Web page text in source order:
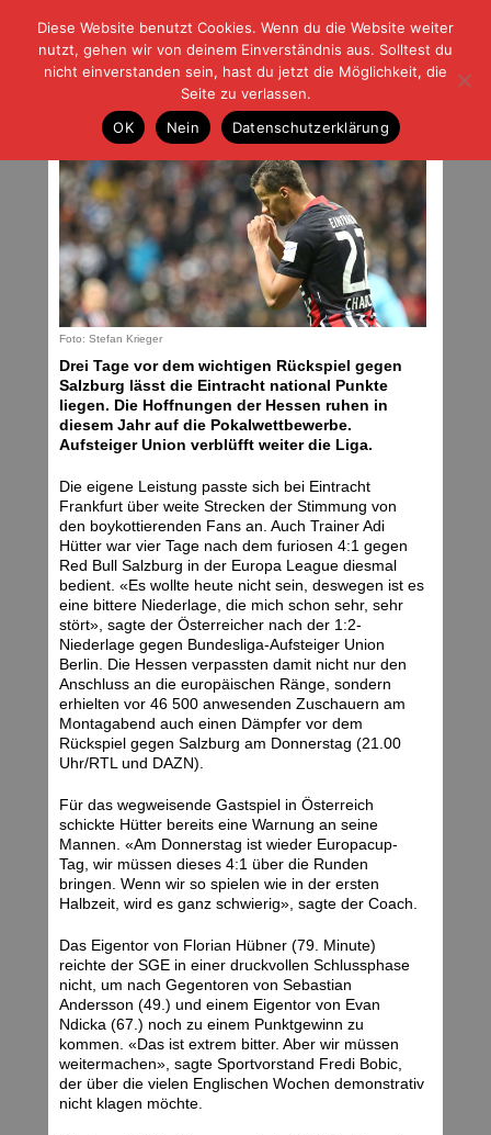
| | |BLOG-GFußball und der Rest
HOME|REGELN|IMPRESSUM |DATENSCHUTZ
Eintracht-Frust vor Salzburg
Dienstag, 25.02.20 | 09:04 Uhr
Foto: Stefan Krieger
Drei Tage vor dem wichtigen Rückspiel gegen
Salzburg lässt die Eintracht national Punkte
liegen. Die Hoffnungen der Hessen ruhen in
diesem Jahr auf die Pokalwettbewerbe.
Aufsteiger Union verblüfft weiter die Liga.
Die eigene Leistung passte sich bei Eintracht
Frankfurt über weite Strecken der Stimmung von
den boykottierenden Fans an. Auch Trainer Adi
Hütter war vier Tage nach dem furiosen 4:1 gegen
Red Bull Salzburg in der Europa League diesmal
bedient. «Es wollte heute nicht sein, deswegen ist es
eine bittere Niederlage, die mich schon sehr, sehr
stört», sagte der Österreicher nach der 1:2-
Niederlage gegen Bundesliga-Aufsteiger Union
Berlin. Die Hessen verpassten damit nicht nur den
Anschluss an die europäischen Ränge, sondern
erhielten vor 46 500 anwesenden Zuschauern am
Montagabend auch einen Dämpfer vor dem
Rückspiel gegen Salzburg am Donnerstag (21.00
Uhr/RTL und DAZN).
Für das wegweisende Gastspiel in Österreich
schickte Hütter bereits eine Warnung an seine
Mannen. «Am Donnerstag ist wieder Europacup-
Tag, wir müssen dieses 4:1 über die Runden
bringen. Wenn wir so spielen wie in der ersten
Halbzeit, wird es ganz schwierig», sagte der Coach.
Das Eigentor von Florian Hübner (79. Minute)
reichte der SGE in einer druckvollen Schlussphase
nicht, um nach Gegentoren von Sebastian
Andersson (49.) und einem Eigentor von Evan
Ndicka (67.) noch zu einem Punktgewinn zu
kommen. «Das ist extrem bitter. Aber wir müssen
weitermachen», sagte Sportvorstand Fredi Bobic,
der über die vielen Englischen Wochen demonstrativ
nicht klagen möchte.
Diese Website benutzt Cookies. Wenn du die Website weiter
nutzt, gehen wir von deinem Einverständnis aus. Solltest du
nicht einverstanden sein, hast du jetzt die Möglichkeit, die
Seite zu verlassen.
OK
Nein Datenschutzerklärung